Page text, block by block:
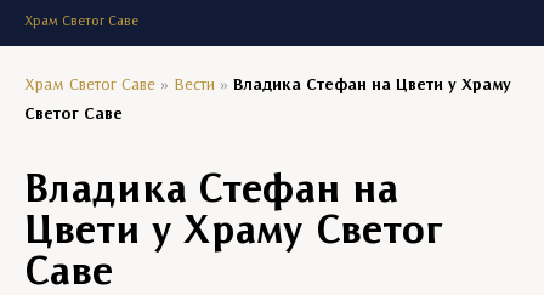
Храм Светог Саве
Храм Светог Саве » Вести » Владика Стефан на Цвети у Храму
Светог Саве
Владика Стефан на
Цвети у Храму Светог
Саве